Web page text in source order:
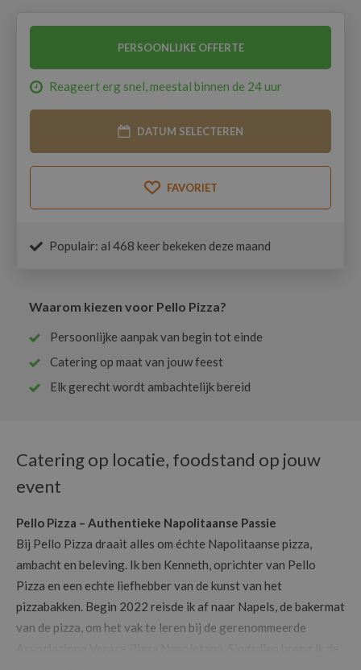
PERSOONLIJKE OFFERTE
Reageert erg snel, meestal binnen de 24 uur
DATUM SELECTEREN
FAVORIET
Populair: al 468 keer bekeken deze maand
Waarom kiezen voor Pello Pizza?
Persoonlijke aanpak van begin tot einde
Catering op maat van jouw feest
Elk gerecht wordt ambachtelijk bereid
Catering op locatie, foodstand op jouw
event
Pello Pizza – Authentieke Napolitaanse Passie
Bij Pello Pizza draait alles om échte Napolitaanse pizza,
ambacht en beleving. Ik ben Kenneth, oprichter van Pello
Pizza en een echte liefhebber van de kunst van het
pizzabakken. Begin 2022 reisde ik af naar Napels, de bakermat
van de pizza, om het vak te leren bij de gerenommeerde